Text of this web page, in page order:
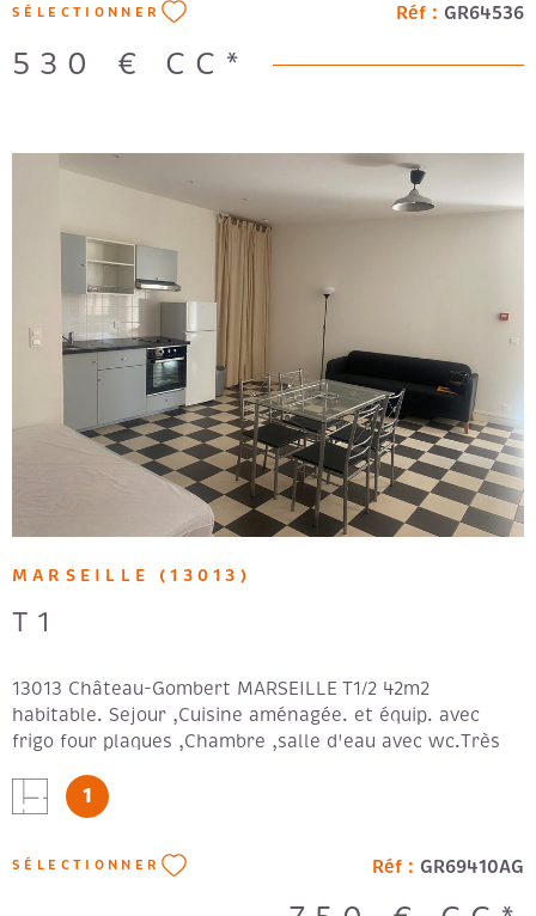
SÉLECTIONNER Réf : GR64536
530 € CC*
MARSEILLE (13013)
T1
13013 Château-Gombert MARSEILLE T1/2 42m2
habitable. Sejour ,Cuisine aménagée. et équip. avec
frigo four plaques ,Chambre ,salle d'eau avec wc.Très
provisions de charges. FA: 546€
1
SÉLECTIONNER Réf : GR69410AG
VOIR LE BIEN